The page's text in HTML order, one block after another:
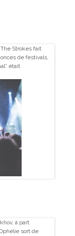
Strokes fait
de festivals,
était
à part
sort de